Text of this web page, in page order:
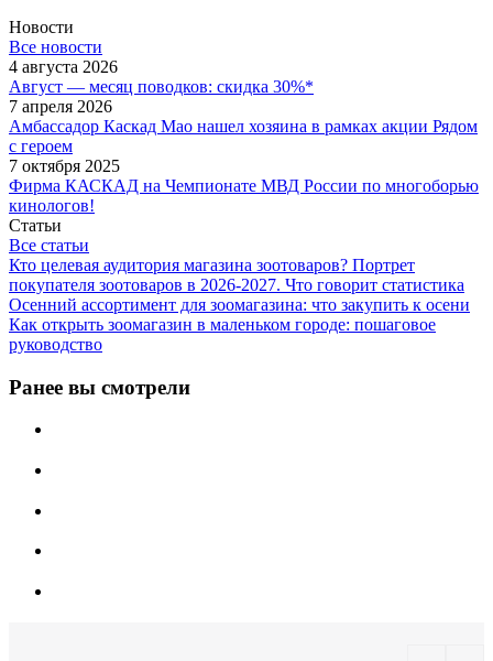
Новости
Все новости
4 августа 2026
Август — месяц поводков: скидка 30%*
7 апреля 2026
Амбассадор Каскад Мао нашел хозяина в рамках акции Рядом
с героем
7 октября 2025
Фирма КАСКАД на Чемпионате МВД России по многоборью
кинологов!
Статьи
Все статьи
Кто целевая аудитория магазина зоотоваров? Портрет
покупателя зоотоваров в 2026-2027. Что говорит статистика
Осенний ассортимент для зоомагазина: что закупить к осени
Как открыть зоомагазин в маленьком городе: пошаговое
руководство
Ранее вы смотрели